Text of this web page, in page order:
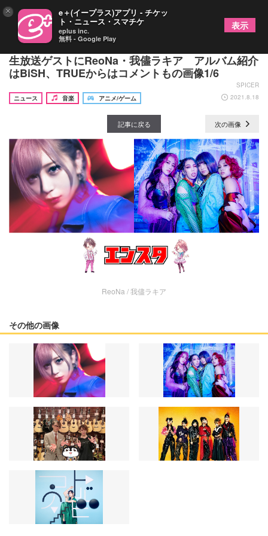
大平峻也と桜村眞がMCで贈る『エンスタ』第18回
生放送ゲストにReoNa・我儘ラキア アルバム紹介
はBiSH、TRUEからはコメントもの画像1/6
SPICER
ニュース
音楽 アニメ/ゲーム 2021.8.18
記事に戻る 次の画像
ReoNa / 我儘ラキア
その他の画像
× e＋(イープラス)アプリ - チケッ
ト・ニュース・スマチケ
eplus inc.
無料 - Google Play
表示